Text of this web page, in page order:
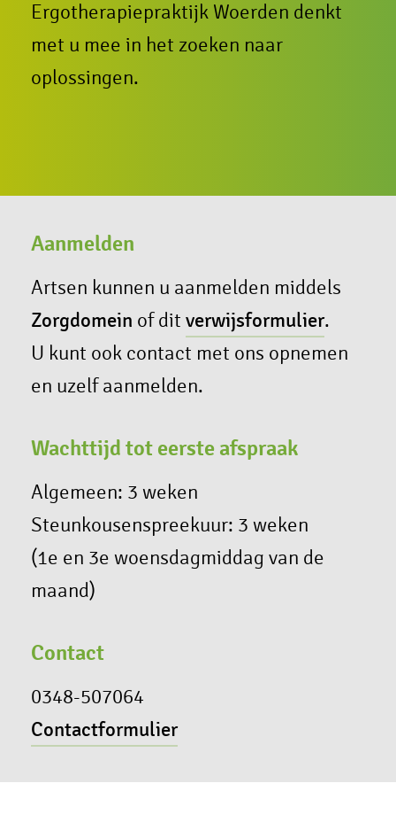
Ergotherapiepraktijk Woerden denkt
met u mee in het zoeken naar
oplossingen.
Aanmelden
Artsen kunnen u aanmelden middels
Zorgdomein of dit verwijsformulier.
U kunt ook contact met ons opnemen
en uzelf aanmelden.
Wachttijd tot eerste afspraak
Algemeen: 3 weken
Steunkousenspreekuur: 3 weken
(1e en 3e woensdagmiddag van de
maand)
Contact
0348-507064
Contactformulier